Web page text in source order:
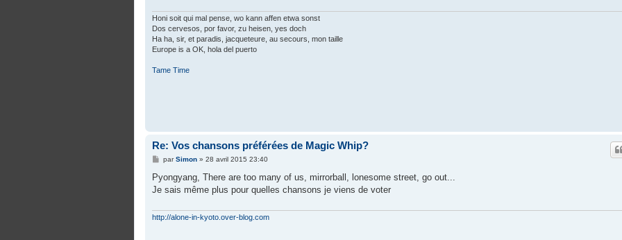
Honi soit qui mal pense, wo kann affen etwa sonst
Dos cervesos, por favor, zu heisen, yes doch
Ha ha, sir, et paradis, jacqueteure, au secours, mon taille
Europe is a OK, hola del puerto
Tame Time
Re: Vos chansons préférées de Magic Whip?
M
s
s
a
parSimon» 28 avril 2015 23:40
Pyongyang, There are too many of us, mirrorball, lonesome street, go out...
Je sais même plus pour quelles chansons je viens de voter
http://alone-in-kyoto.over-blog.com